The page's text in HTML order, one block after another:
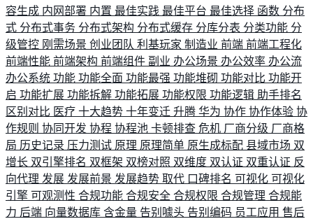
容生成 内网部署 内置 最佳实践 最佳平台 最佳选择 函数 分布
式 分布式事务 分布式架构 分布式缓存 分库分表 分类功能 分
级管控 刚需场景 创业团队 利基玩家 制造业 前端 前端工程化
前端性能 前端架构 前端组件 副业 办公场景 办公效率 办公流
办公系统 功能 功能全面 功能最强 功能堆砌 功能对比 功能开
启 功能扩展 功能拆解 功能拓展 功能权限 功能逻辑 助手排名
区别对比 医疗 十大趋势 十年变迁 升腾 华为 协作 协作体验 协
作规则 协同开发 协程 协程池 卡顿排查 危机 厂商分级 厂商格
局 历史记录 压力测试 原理 原理简单 原生成标配 县域市场 双
增长 双引擎排名 双框架 双榜对照 双维度 双认证 双重认证 反
向代理 发展 发展前景 发展趋势 取代 口碑排名 可视化 可视化
引擎 可观测性 合规功能 合规安全 合规权限 合规管理 合规能
力 后端 向量数据库 含金量 告别噱头 告别编码 员工应用 售后